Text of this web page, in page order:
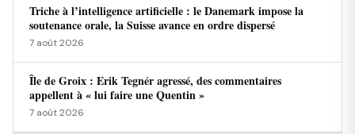
Triche à l’intelligence artificielle : le Danemark impose la
soutenance orale, la Suisse avance en ordre dispersé
7 août 2026
Île de Groix : Erik Tegnér agressé, des commentaires
appellent à « lui faire une Quentin »
7 août 2026